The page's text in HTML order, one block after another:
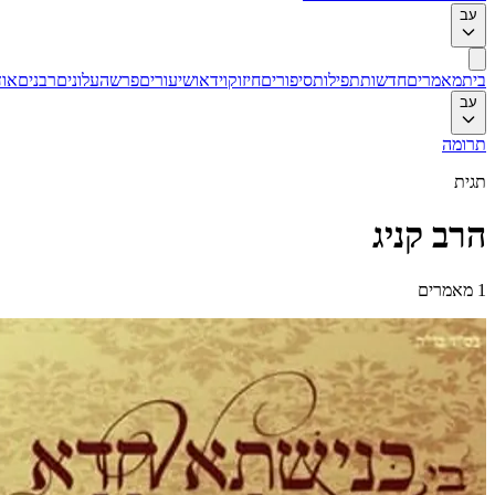
עב
ביתמאמריםחדשותתפילותסיפוריםחיזוקוידאושיעוריםפרשהעלוניםרבנים
עב
תרומה
תגית
הרב קניג
1 מאמרים